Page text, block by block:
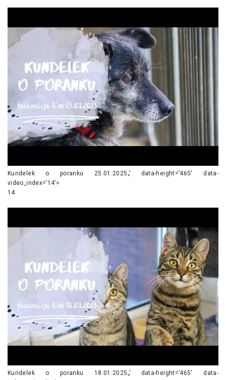
Kundelek o poranku 25.01.2025„’ data-height=’465′ data-
video_index=’14’>
14
Kundelek o poranku 18.01.2025„’ data-height=’465′ data-